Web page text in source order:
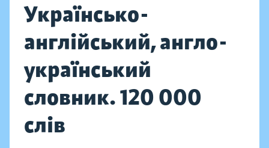
Українсько-
англійський, англо-
український
словник. 120 000
слів